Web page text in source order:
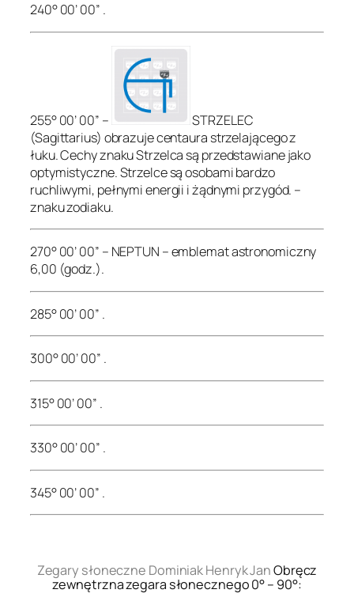
240° 00’ 00” .
255° 00’ 00” –
STRZELEC
(Sagittarius) obrazuje centaura strzelającego z
łuku. Cechy znaku Strzelca są przedstawiane jako
optymistyczne. Strzelce są osobami bardzo
ruchliwymi, pełnymi energii i żądnymi przygód. –
znaku zodiaku.
270° 00’ 00” – NEPTUN – emblemat astronomiczny
6,00 (godz.).
285° 00’ 00” .
300° 00’ 00” .
315° 00’ 00” .
330° 00’ 00” .
345° 00’ 00” .
Zegary słoneczne Dominiak Henryk JanObręcz
zewnętrzna zegara słonecznego 0° – 90°: